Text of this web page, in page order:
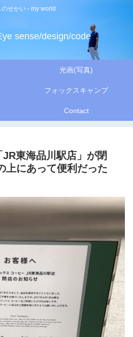
せかい - my world
sense/design/code
光画(写真)
フォックスキャンプ
Contact
東海品川駅店」が閉
上にあって便利だった